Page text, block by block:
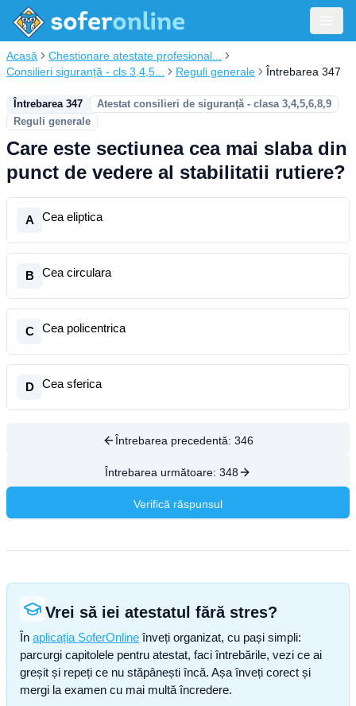
Acasă
Chestionare atestate profesional...
Consilieri siguranță - cls 3,4,5...
Reguli generale Întrebarea 347
Întrebarea 347
Atestat consilieri de siguranță - clasa 3,4,5,6,8,9
Reguli generale
Care este sectiunea cea mai slaba din
punct de vedere al stabilitatii rutiere?
A Cea eliptica
B Cea circulara
C Cea policentrica
D Cea sferica
Întrebarea precedentă: 346
Întrebarea următoare: 348
Verifică răspunsul
Vrei să iei atestatul fără stres?
În aplicația SoferOnline înveți organizat, cu pași simpli:
parcurgi capitolele pentru atestat, faci întrebările, vezi ce ai
greșit și repeți ce nu stăpânești încă. Așa înveți corect și
mergi la examen cu mai multă încredere.